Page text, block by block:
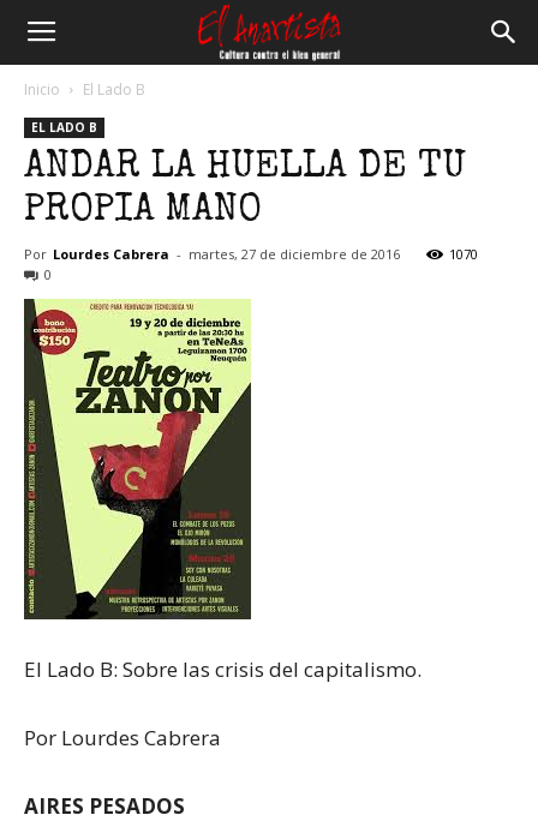
Anartista
Inicio El Lado B
EL LADO B
ANDAR LA HUELLA DE TU
PROPIA MANO
Por Lourdes Cabrera - martes, 27 de diciembre de 2016
1070
0
El Lado B: Sobre las crisis del capitalismo.
Por Lourdes Cabrera
AIRES PESADOS